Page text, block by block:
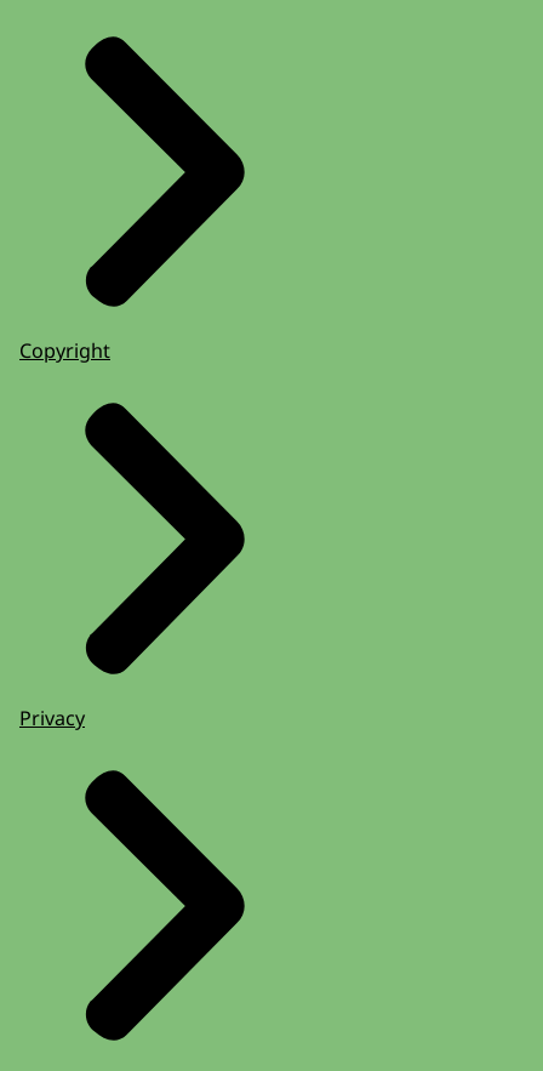
Copyright
Privacy